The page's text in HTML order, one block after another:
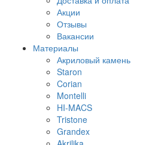
Акции
Отзывы
Вакансии
Материалы
Акриловый камень
Staron
Corian
Montelli
HI-MACS
Tristone
Grandex